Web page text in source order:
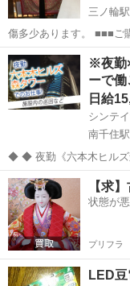
三ノ輪駅
傷多少あります。 ■■■ご購入・ご来店される前に■■■ お電話でのお問
い合わせの際は、【
ご案内させて頂けます。 【管理番号】 【F00904】 ※お品物は店頭で
はな...
東京 荒川区 三ノ
※夜勤
ーで
日給
南千住駅
◆ ◆ 夜勤《六本木ヒルズ森タワーでの施設警備》 駅チカ室内勤務で
年中快適！ 夜勤のみ＆
ら働けます！ 六本木駅直
♪ ＼未経験スター...
東京 荒川区 南千
【求
状態が
プリフラ
LED